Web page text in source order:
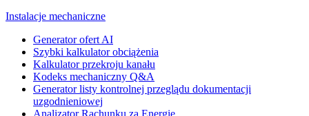
Instalacje mechaniczne
Generator ofert AI
Szybki kalkulator obciążenia
Kalkulator przekroju kanału
Kodeks mechaniczny Q&A
Generator listy kontrolnej przeglądu dokumentacji
uzgodnieniowej